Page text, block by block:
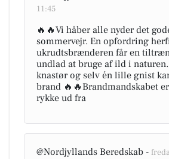
11:45
🔥🔥Vi håber alle nyder det
sommervejr. En opfordring
ukrudtsbrænderen får en
undlad at bruge af ild i
knastør og selv én lille gnist
brand 🔥🔥Brandmandskabet
rykke ud fra
@Nordjyllands Beredskab -